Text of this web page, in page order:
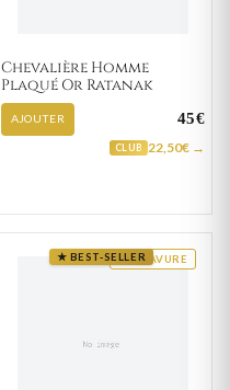
Chevalière Homme
Plaqué Or Ratanak
AJOUTER 45€
CLUB 22,50€ →
GRAVURE
★ BEST-SELLER